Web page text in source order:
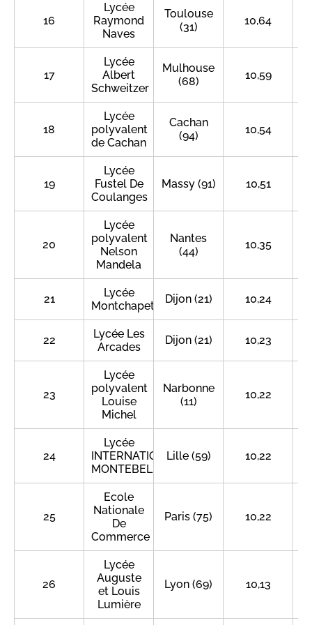
16
Lycée
Raymond
Naves
Toulouse
(31)
10,64
17
Lycée
Albert
Schweitzer
Mulhouse
(68)
10,59
18
Lycée
polyvalent
de Cachan
Cachan
(94)
10,54
19
Lycée
Fustel De
Coulanges
Massy (91) 10,51
20
Lycée
polyvalent
Nelson
Mandela
Nantes
(44)
10,35
21
Lycée
Montchapet
Dijon (21) 10,24
22
Lycée Les
Arcades
Dijon (21) 10,23
23
Lycée
polyvalent
Louise
Michel
Narbonne
(11)
10,22
24
Lycée
INTERNATIONAL
MONTEBELLO
Lille (59) 10,22
25
Ecole
Nationale
De
Commerce
Paris (75) 10,22
26
Lycée
Auguste
et Louis
Lumière
Lyon (69) 10,13